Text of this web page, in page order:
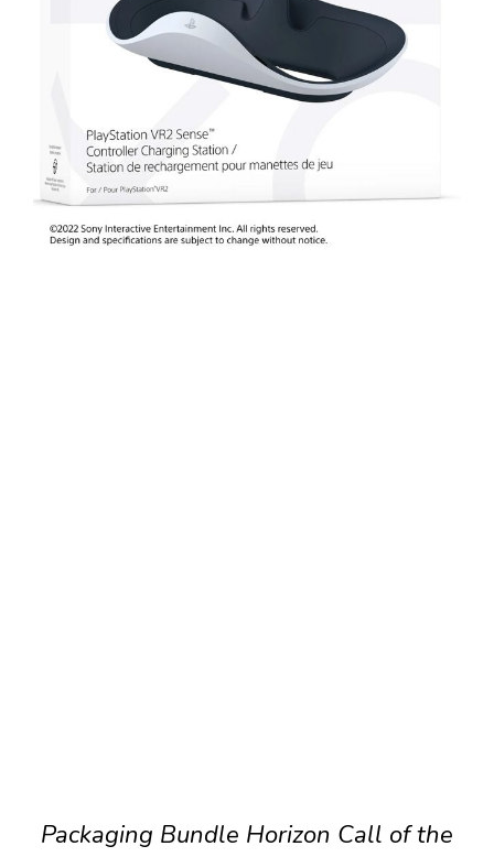
Packaging Bundle Horizon Call of the